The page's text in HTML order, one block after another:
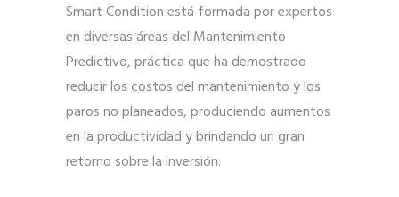
Smart Condition está formada por expertos
en diversas áreas del Mantenimiento
Predictivo, práctica que ha demostrado
reducir los costos del mantenimiento y los
paros no planeados, produciendo aumentos
en la productividad y brindando un gran
retorno sobre la inversión.